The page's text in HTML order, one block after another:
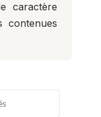
caractère
contenues